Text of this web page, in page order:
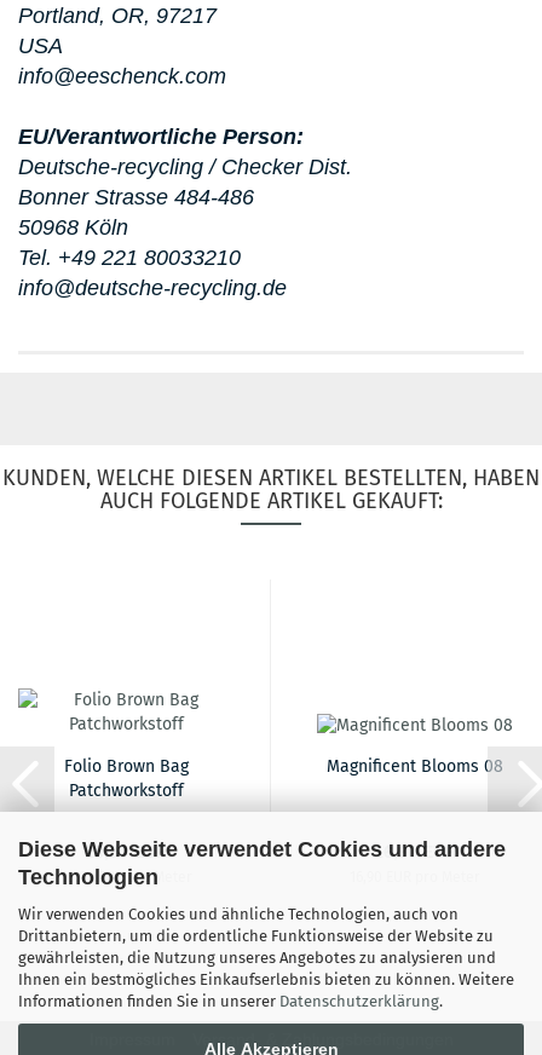
Diese Webseite verwendet Cookies und andere
Technologien
Wir verwenden Cookies und ähnliche Technologien, auch von
Drittanbietern, um die ordentliche Funktionsweise der Website zu
gewährleisten, die Nutzung unseres Angebotes zu analysieren und
Ihnen ein bestmögliches Einkaufserlebnis bieten zu können. Weitere
Informationen finden Sie in unserer Datenschutzerklärung.
Alle Akzeptieren
Portland, OR, 97217
USA
info@eeschenck.com
EU/Verantwortliche Person:
Deutsche-recycling / Checker Dist.
Bonner Strasse 484-486
50968 Köln
Tel. +49 221 80033210
info@deutsche-recycling.de
KUNDEN, WELCHE DIESEN ARTIKEL BESTELLTEN, HABEN
AUCH FOLGENDE ARTIKEL GEKAUFT:
Folio Brown Bag
Patchworkstoff
18,90 EUR
18,90 EUR pro Meter
Magnificent Blooms 08
16,90 EUR
Versand- & Zahlungsbedingungen